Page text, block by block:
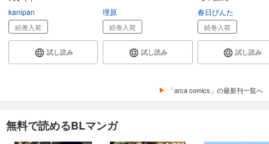
kanipan
続巻入荷
試し読み
理原
続巻入荷
試し読み
春日びんた
続巻入荷
試し読み
「arca comics」の最新刊一覧へ
無料で読めるBLマンガ